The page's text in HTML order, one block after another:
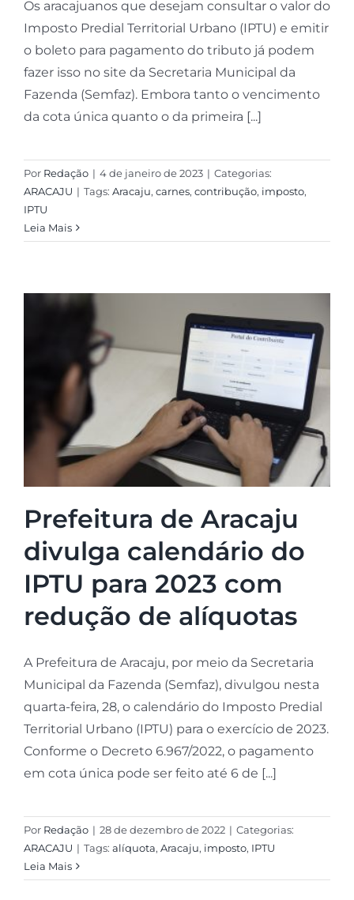
Os aracajuanos que desejam consultar o valor do
Imposto Predial Territorial Urbano (IPTU) e emitir
o boleto para pagamento do tributo já podem
fazer isso no site da Secretaria Municipal da
Fazenda (Semfaz). Embora tanto o vencimento
da cota única quanto o da primeira [...]
Por Redação | 4 de janeiro de 2023 | Categorias:
ARACAJU | Tags: Aracaju, carnes, contribução, imposto,
IPTU
Leia Mais
Prefeitura de Aracaju
divulga calendário do
IPTU para 2023 com
redução de alíquotas
A Prefeitura de Aracaju, por meio da Secretaria
Municipal da Fazenda (Semfaz), divulgou nesta
quarta-feira, 28, o calendário do Imposto Predial
Territorial Urbano (IPTU) para o exercício de 2023.
Conforme o Decreto 6.967/2022, o pagamento
em cota única pode ser feito até 6 de [...]
Por Redação | 28 de dezembro de 2022 | Categorias:
ARACAJU | Tags: alíquota, Aracaju, imposto, IPTU
Leia Mais